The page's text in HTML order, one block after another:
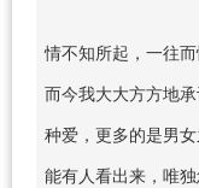
情不知所起，一往
而今我大大方方地
种爱，更多的是男
能有人看出来，唯